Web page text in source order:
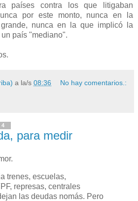
países contra los que litigaban
por este monto, nunca en la
grande, nunca en la que implicó la
país "mediano".
a la/s 08:36 No hay comentarios.:
para medir
trenes, escuelas,
represas, centrales
las deudas nomás. Pero